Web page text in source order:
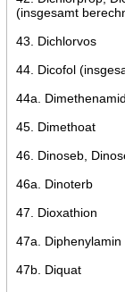
(insgesamt
43. Dichlorvos
44. Dicofol
44a.
45. Dimethoat
46. Dinoseb,
46a. Dinoterb
47. Dioxathion
47a. Diphenylamin
47b. Diquat